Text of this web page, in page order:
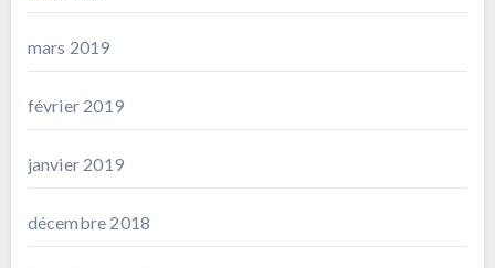
mars 2019
février 2019
janvier 2019
décembre 2018